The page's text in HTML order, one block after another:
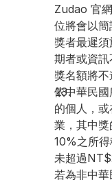
Zudao 官
位將會以
獎者最遲
期者或資
獎名額將不
依中華民
的個人，
業，其中
10%之所
未超過
若為非中